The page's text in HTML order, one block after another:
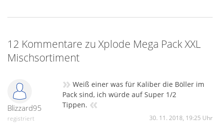
12 Kommentare zu Xplode Mega Pack XXL
Mischsortiment
Blizzard95
registriert
» Weiß einer was für Kaliber die Böller im
Pack sind, ich würde auf Super 1/2
Tippen. «
30. 11. 2018, 19:25 Uhr